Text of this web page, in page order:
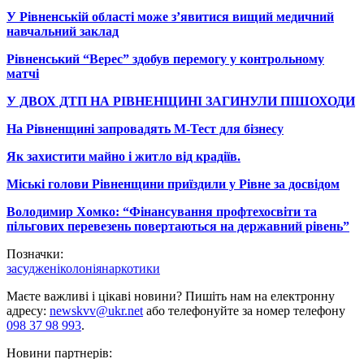
У Рівненській області може з’явитися вищий медичний
навчальний заклад
Рівненський “Верес” здобув перемогу у контрольному
матчі
У ДВОХ ДТП НА РІВНЕНЩИНІ ЗАГИНУЛИ ПІШОХОДИ
На Рівненщині запровадять М-Тест для бізнесу
Як захистити майно і житло від крадіїв.
Міські голови Рівненщини приїздили у Рівне за досвідом
Володимир Хомко: “Фінансування профтехосвіти та
пільгових перевезень повертаються на державний рівень”
Позначки:
засудженіколоніянаркотики
Маєте важливі і цікаві новини? Пишіть нам на електронну
адресу: newskvv@ukr.netабо телефонуйте за номер телефону
098 37 98 993.
Новини партнерів: